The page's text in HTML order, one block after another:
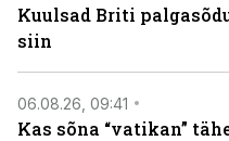
Kuulsad Briti
siin
06.08.26, 09:41
Kas sõna “vatikan”